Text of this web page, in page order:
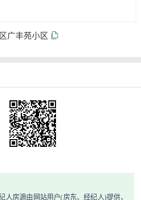
广丰苑小区
人房源由网站用户(房东、经纪人)提供，